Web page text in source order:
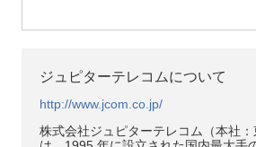
ジュピターテレコムについて
http://www.jcom.co.jp/
株式会社ジュピターテレコム（本社：